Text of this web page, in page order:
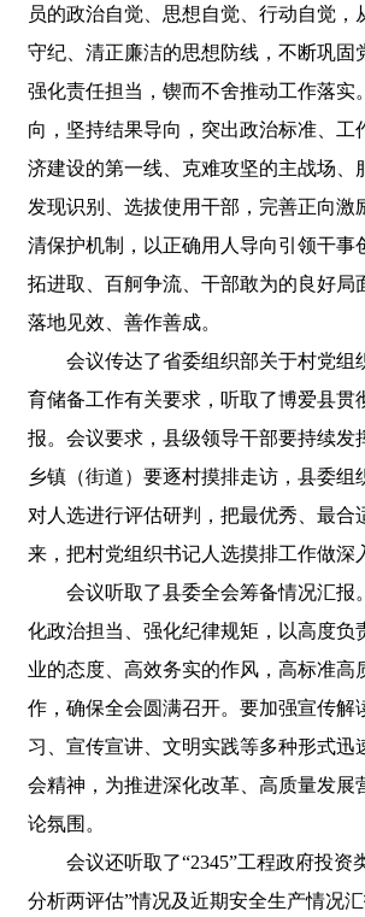
员的政治自觉、思想自觉、行动自觉，
守纪、清正廉洁的思想防线，不断巩固
强化责任担当，锲而不舍推动工作落实
向，坚持结果导向，突出政治标准、工
济建设的第一线、克难攻坚的主战场、
发现识别、选拔使用干部，完善正向激
清保护机制，以正确用人导向引领干事
拓进取、百舸争流、干部敢为的良好局
落地见效、善作善成。
会议传达了省委组织部关于村党组
育储备工作有关要求，听取了博爱县贯
报。会议要求，县级领导干部要持续发
乡镇（街道）要逐村摸排走访，县委组
对人选进行评估研判，把最优秀、最合
来，把村党组织书记人选摸排工作做深
会议听取了县委全会筹备情况汇报
化政治担当、强化纪律规矩，以高度负
业的态度、高效务实的作风，高标准高
作，确保全会圆满召开。要加强宣传解
习、宣传宣讲、文明实践等多种形式迅
会精神，为推进深化改革、高质量发展
论氛围。
会议还听取了“2345”工程政府投资
分析两评估”情况及近期安全生产情况汇